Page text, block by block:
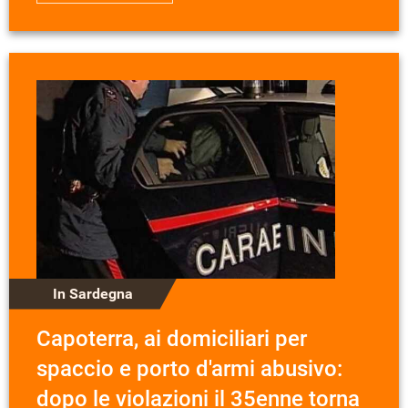
In Sardegna
Capoterra, ai domiciliari per
spaccio e porto d'armi abusivo:
dopo le violazioni il 35enne torna